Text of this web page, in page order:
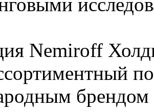
Nemiroff
брендом